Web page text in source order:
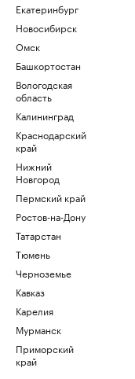
Екатеринбург
Новосибирск
Омск
Башкортостан
Вологодская
область
Калининград
Краснодарский
край
Нижний
Новгород
Пермский край
Ростов-на-Дону
Татарстан
Тюмень
Черноземье
Кавказ
Карелия
Мурманск
Приморский
край